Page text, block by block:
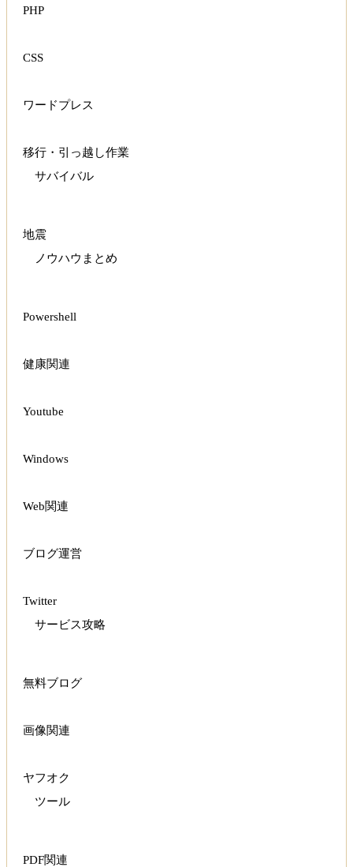
PHP
CSS
ワードプレス
移行・引っ越し作業
サバイバル
地震
ノウハウまとめ
Powershell
健康関連
Youtube
Windows
Web関連
ブログ運営
Twitter
サービス攻略
無料ブログ
画像関連
ヤフオク
ツール
PDF関連